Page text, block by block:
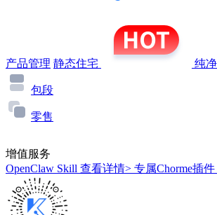
产品管理 静态住宅 纯
包段
零售
增值服务
OpenClaw Skill 查看详情> 专属Chorme插件